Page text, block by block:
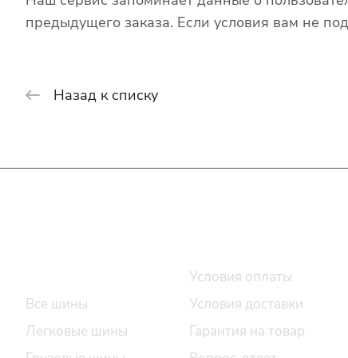
предыдущего заказа. Если условия вам не
Назад к списку
Все шины
Легковые шины
Условия оплаты
Условия доставки
Гарантия на товар